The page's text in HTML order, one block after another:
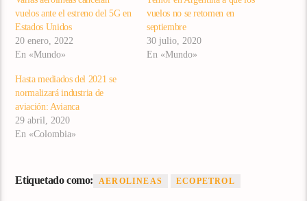
vuelos ante el estreno del 5G en
Estados Unidos
20 enero, 2022
En «Mundo»
vuelos no se retomen en
septiembre
30 julio, 2020
En «Mundo»
Hasta mediados del 2021 se
normalizará industria de
aviación: Avianca
29 abril, 2020
En «Colombia»
Etiquetado como: AEROLINEAS ECOPETROL